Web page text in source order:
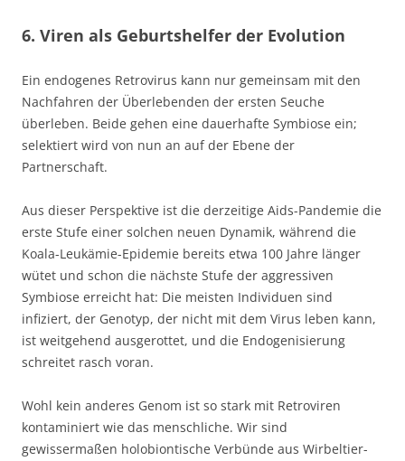
6. Viren als Geburtshelfer der Evolution
Ein endogenes Retrovirus kann nur gemeinsam mit den
Nachfahren der Überlebenden der ersten Seuche
überleben. Beide gehen eine dauerhafte Symbiose ein;
selektiert wird von nun an auf der Ebene der
Partnerschaft.
Aus dieser Perspektive ist die derzeitige Aids-Pandemie die
erste Stufe einer solchen neuen Dynamik, während die
Koala-Leukämie-Epidemie bereits etwa 100 Jahre länger
wütet und schon die nächste Stufe der aggressiven
Symbiose erreicht hat: Die meisten Individuen sind
infiziert, der Genotyp, der nicht mit dem Virus leben kann,
ist weitgehend ausgerottet, und die Endogenisierung
schreitet rasch voran.
Wohl kein anderes Genom ist so stark mit Retroviren
kontaminiert wie das menschliche. Wir sind
gewissermaßen holobiontische Verbünde aus Wirbeltier-